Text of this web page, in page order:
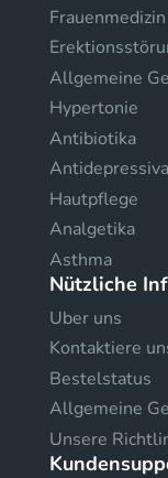
Frauenmedizin
Allgemeine
Hypertonie
Antibiotika
Antidepressiva
Hautpflege
Analgetika
Asthma
Nützliche
Uber uns
Kontaktiere
Bestelstatus
Allgemeine
Unsere